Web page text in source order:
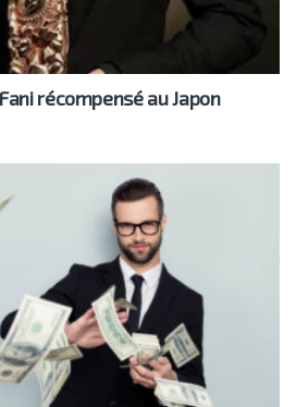
récompensé au Japon